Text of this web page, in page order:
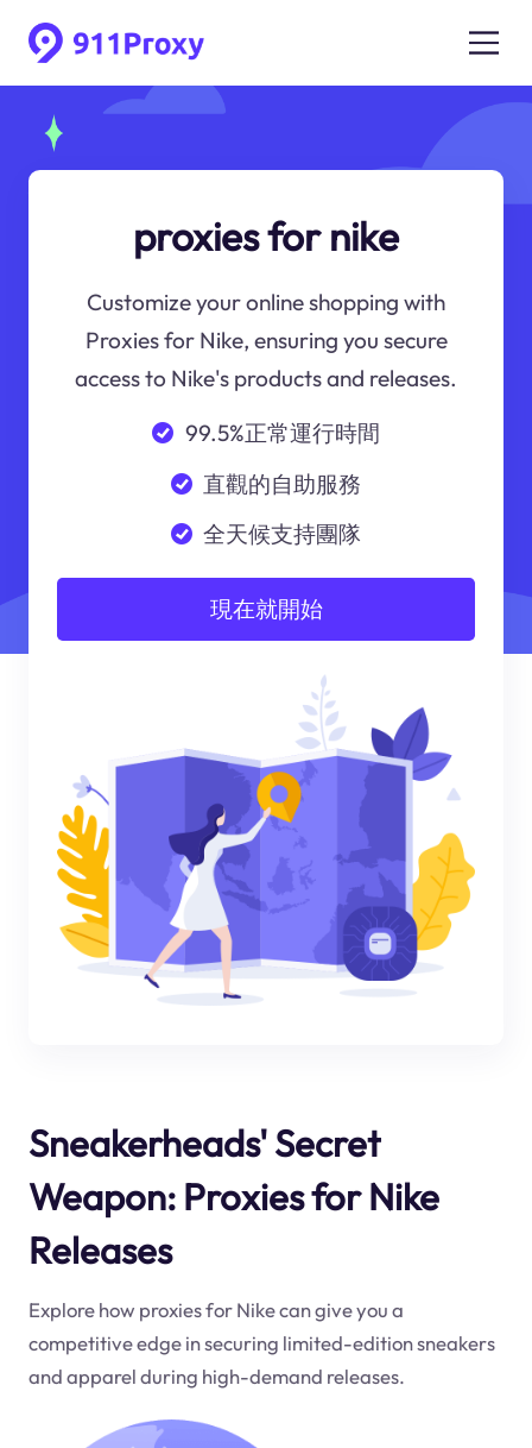
proxies for nike
Customize your online shopping with
Proxies for Nike, ensuring you secure
access to Nike's products and releases.
99.5%正常運行時間
直觀的自助服務
全天候支持團隊
現在就開始
Sneakerheads' Secret
Weapon: Proxies for Nike
Releases
Explore how proxies for Nike can give you a
competitive edge in securing limited-edition sneakers
and apparel during high-demand releases.